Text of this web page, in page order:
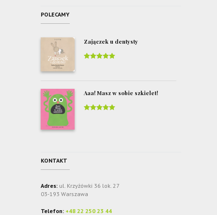
POLECAMY
Zajączek u dentysty
Aaa! Masz w sobie szkielet!
KONTAKT
Adres: ul. Krzyżówki 36 lok. 27
03-193 Warszawa
Telefon: +48 22 250 23 44